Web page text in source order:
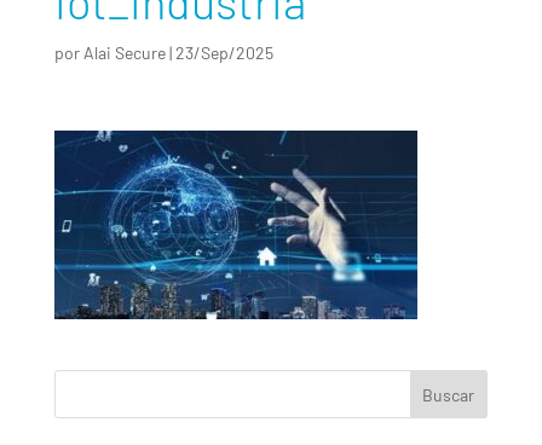
por Alai Secure|23/Sep/2025